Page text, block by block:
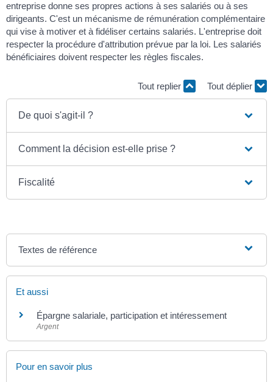
entreprise donne ses propres actions à ses salariés ou à ses
dirigeants. C'est un mécanisme de rémunération complémentaire
qui vise à motiver et à fidéliser certains salariés. L'entreprise doit
respecter la procédure d'attribution prévue par la loi. Les salariés
bénéficiaires doivent respecter les règles fiscales.
Tout replier Tout déplier
De quoi s'agit-il ?
Comment la décision est-elle prise ?
Fiscalité
Textes de référence
Et aussi
Épargne salariale, participation et intéressement
Argent
Pour en savoir plus